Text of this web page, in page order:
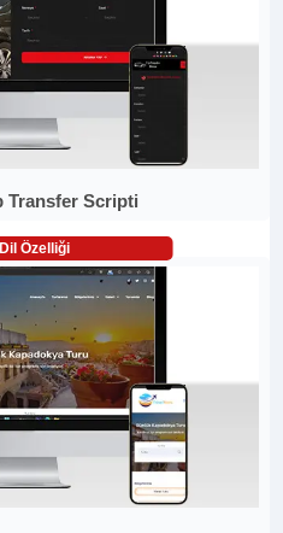
Transfer Scripti
Özelliği